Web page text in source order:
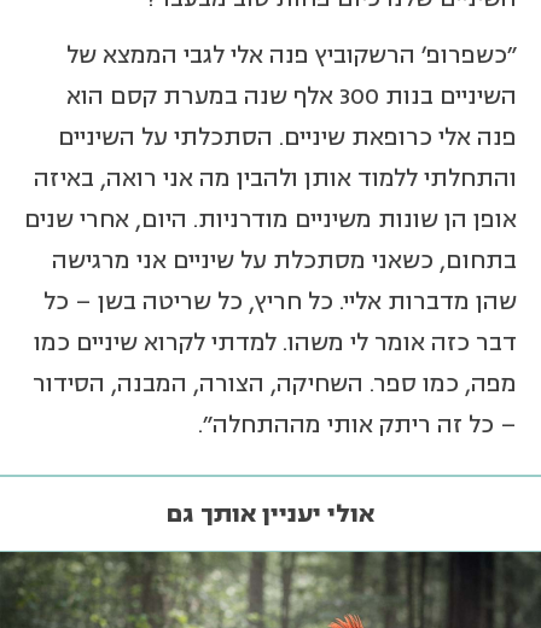
"כשפרופ' הרשקוביץ פנה אלי לגבי הממצא של
השיניים בנות 300 אלף שנה במערת קסם הוא
פנה אלי כרופאת שיניים. הסתכלתי על השיניים
והתחלתי ללמוד אותן ולהבין מה אני רואה, באיזה
אופן הן שונות משיניים מודרניות. היום, אחרי שנים
בתחום, כשאני מסתכלת על שיניים אני מרגישה
שהן מדברות אליי. כל חריץ, כל שריטה בשן – כל
דבר כזה אומר לי משהו. למדתי לקרוא שיניים כמו
מפה, כמו ספר. השחיקה, הצורה, המבנה, הסידור
– כל זה ריתק אותי מההתחלה".
אולי יעניין אותך גם